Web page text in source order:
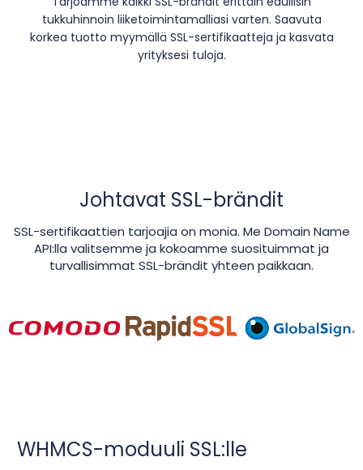
tukkuhinnoin liiketoimintamalliasi varten. Saavuta
korkea tuotto myymällä SSL-sertifikaatteja ja kasvata
yrityksesi tuloja.
Johtavat SSL-brändit
SSL-sertifikaattien tarjoajia on monia. Me Domain Name
API:lla valitsemme ja kokoamme suosituimmat ja
turvallisimmat SSL-brändit yhteen paikkaan.
WHMCS-moduuli SSL:lle